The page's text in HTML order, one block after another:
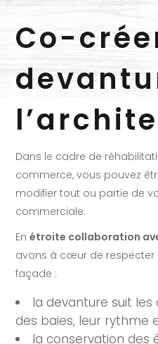
Co-
Dans le cadre de
commerce, vous pouvez
modifier tout ou partie de
commerciale.
Enétroite collaboration
avons à cœur de respecter
façade :
la devanture suit
des baies, leur rythme
la conservation des